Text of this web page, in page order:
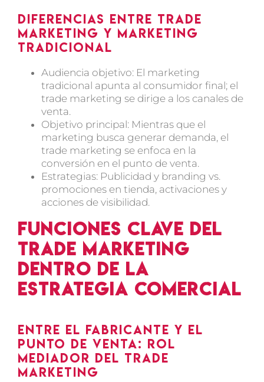
Diferencias entre trade
marketing y marketing
tradicional
Audiencia objetivo:El marketing
tradicional apunta al consumidor final; el
trade marketing se dirige a los canales de
venta.
Objetivo principal:Mientras que el
marketing busca generar demanda, el
trade marketing se enfoca en la
conversión en el punto de venta.
Estrategias:Publicidad y branding vs.
promociones en tienda, activacionesy
acciones de visibilidad.
Funciones clave del
trade marketing
dentro de la
estrategia comercial
Entre el fabricante y el
punto de venta: rol
mediador del trade
marketing